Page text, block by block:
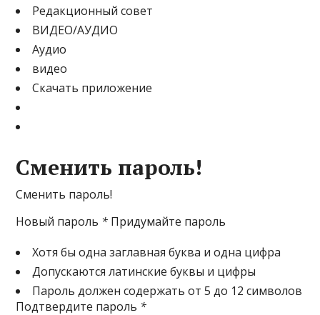
Редакционный совет
ВИДЕО/АУДИО
Аудио
видео
Скачать приложение
Сменить пароль!
Сменить пароль!
Новый пароль * Придумайте пароль
Хотя бы одна заглавная буква и одна цифра
Допускаются латинские буквы и цифры
Пароль должен содержать от 5 до 12 символов
Подтвердите пароль *